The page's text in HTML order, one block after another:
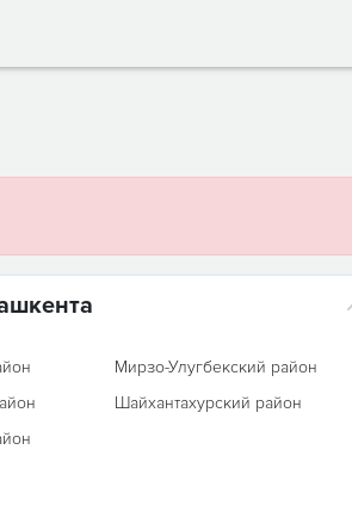
Мирзо-Улугбекский район
Шайхантахурский район